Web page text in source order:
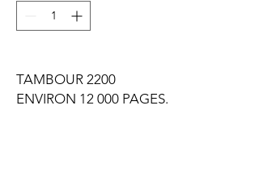
TAMBOUR 2200
ENVIRON 12 000 PAGES.